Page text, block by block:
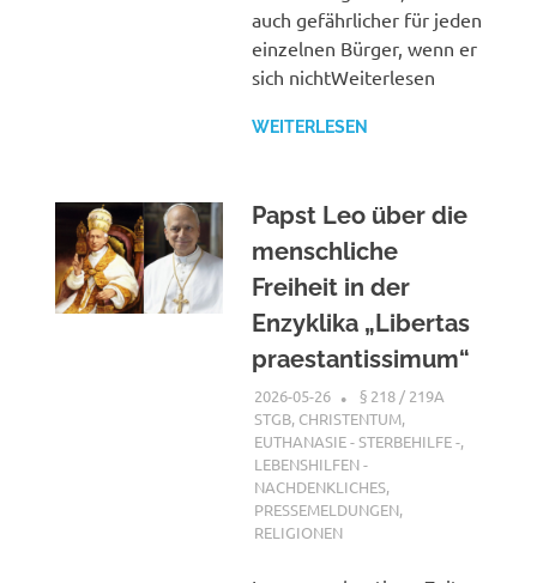
auch gefährlicher für jeden
einzelnen Bürger, wenn er
sich nichtWeiterlesen
WEITERLESEN
Papst Leo über die
menschliche
Freiheit in der
Enzyklika „Libertas
praestantissimum“
2026-05-26 XX
§ 218 / 219A
STGB, CHRISTENTUM,
EUTHANASIE - STERBEHILFE -,
LEBENSHILFEN -
NACHDENKLICHES,
PRESSEMELDUNGEN,
RELIGIONEN